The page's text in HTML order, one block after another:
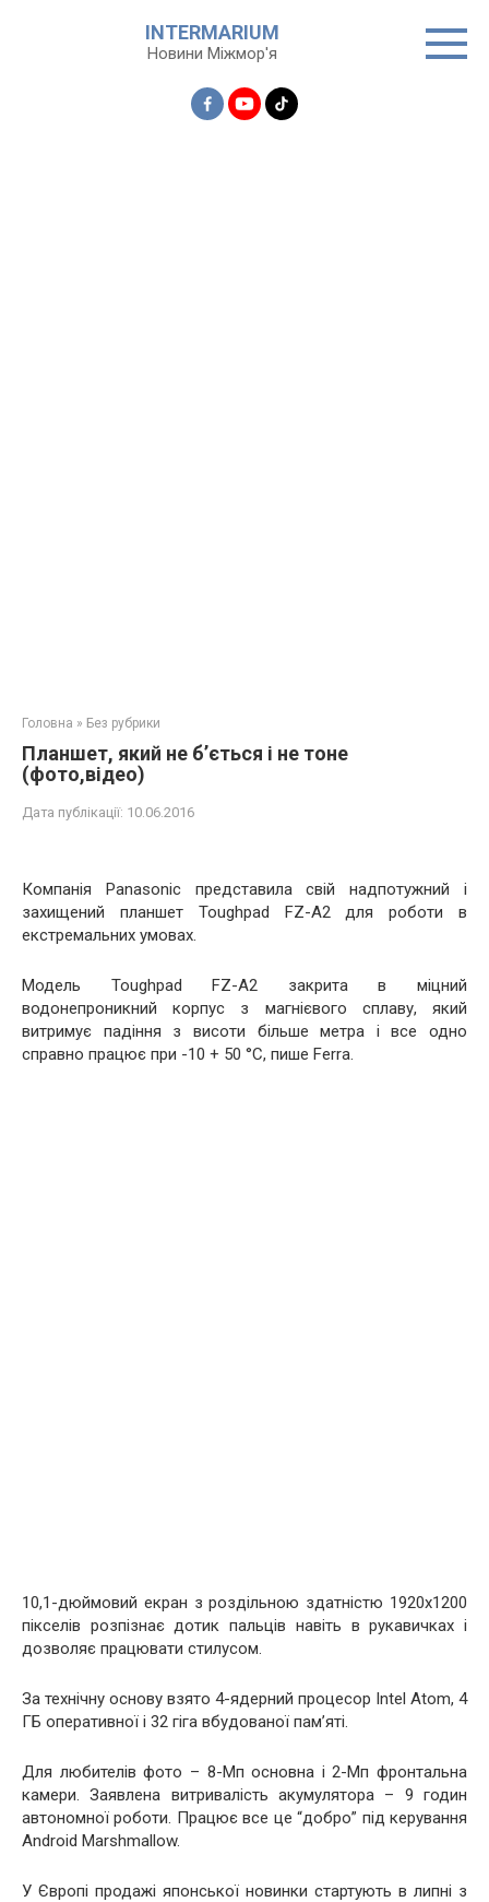
INTERMARIUM
Новини Міжмор'я
Головна » Без рубрики
Планшет, який не б’ється і не тоне
(фото,відео)
Дата публікації: 10.06.2016
Компанія Panasonic представила свій надпотужний і
захищений планшет Toughpad FZ-A2 для роботи в
екстремальних умовах.
Модель Toughpad FZ-A2 закрита в міцний
водонепроникний корпус з магнієвого сплаву, який
витримує падіння з висоти більше метра і все одно
справно працює при -10 + 50 °С, пише Ferra.
10,1-дюймовий екран з роздільною здатністю 1920х1200
пікселів розпізнає дотик пальців навіть в рукавичках і
дозволяє працювати стилусом.
За технічну основу взято 4-ядерний процесор Intel Atom, 4
ГБ оперативної і 32 гіга вбудованої пам’яті.
Для любителів фото – 8-Мп основна і 2-Мп фронтальна
камери. Заявлена витривалість акумулятора – 9 годин
автономної роботи. Працює все це “добро” під керування
Android Marshmallow.
У Європі продажі японської новинки стартують в липні з